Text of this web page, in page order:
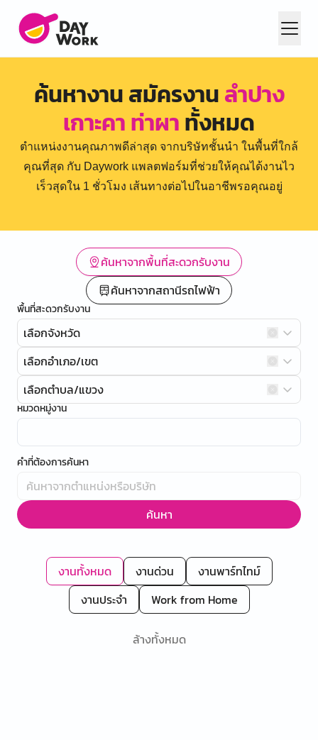
ค้นหางาน สมัครงานลำปาง
เกาะคา ท่าผาทั้งหมด
ตำแหน่งงานคุณภาพดีล่าสุด จากบริษัทชั้นนำ ในพื้นที่ใกล้
คุณที่สุด กับ Daywork แพลตฟอร์มที่ช่วยให้คุณได้งานไว
เร็วสุดใน 1 ชั่วโมง เส้นทางต่อไปในอาชีพรอคุณอยู่
ค้นหาจากพื้นที่สะดวกรับงาน
ค้นหาจากสถานีรถไฟฟ้า
พื้นที่สะดวกรับงาน
เลือกจังหวัด
เลือกอำเภอ/เขต
เลือกตำบล/แขวง
หมวดหมู่งาน
คำที่ต้องการค้นหา
ค้นหา
งานทั้งหมด งานด่วน
งานพาร์ทไทม์
งานประจำ
Work from Home
ล้างทั้งหมด